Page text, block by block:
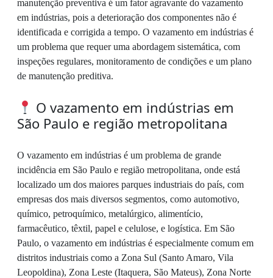
manutenção preventiva é um fator agravante do vazamento
em indústrias, pois a deterioração dos componentes não é
identificada e corrigida a tempo. O vazamento em indústrias é
um problema que requer uma abordagem sistemática, com
inspeções regulares, monitoramento de condições e um plano
de manutenção preditiva.
O vazamento em indústrias em
São Paulo e região metropolitana
O vazamento em indústrias é um problema de grande
incidência em São Paulo e região metropolitana, onde está
localizado um dos maiores parques industriais do país, com
empresas dos mais diversos segmentos, como automotivo,
químico, petroquímico, metalúrgico, alimentício,
farmacêutico, têxtil, papel e celulose, e logística. Em São
Paulo, o vazamento em indústrias é especialmente comum em
distritos industriais como a Zona Sul (Santo Amaro, Vila
Leopoldina), Zona Leste (Itaquera, São Mateus), Zona Norte